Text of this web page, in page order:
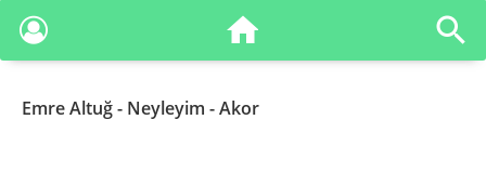
Emre Altuğ- Neyleyim - Akor